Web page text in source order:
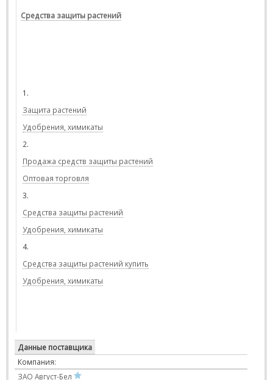
Средства защиты растений
1.
Защита растений
Удобрения, химикаты
2.
Продажа средств защиты растений
Оптовая торговля
3.
Средства защиты растений
Удобрения, химикаты
4.
Средства защиты растений купить
Удобрения, химикаты
Данные поставщика
Компания:
ЗАО Август-Бел